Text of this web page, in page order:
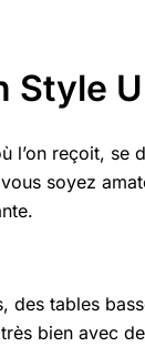
Style
l’on reçoit,
soyez
tables
bien avec